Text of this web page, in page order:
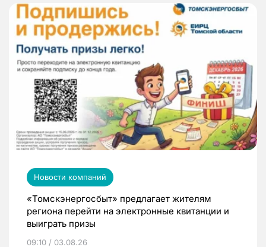
Новости компаний
«Томскэнергосбыт» предлагает жителям
региона перейти на электронные квитанции и
выиграть призы
09:10 / 03.08.26